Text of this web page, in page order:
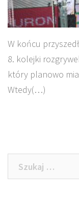
W końcu
8. kolejki
który planowo
Wtedy(…)
po
wpisach
Szukaj: